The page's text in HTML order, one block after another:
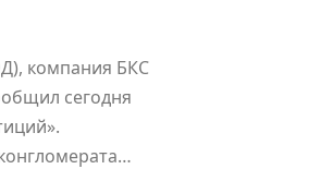
компания БКС
сегодня